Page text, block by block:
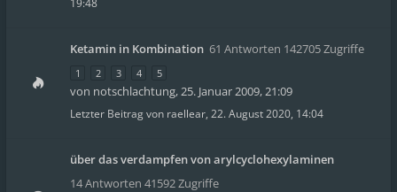
19:48
Ketamin in Kombination 61 Antworten 142705 Zugriffe
1 2 3 4 5
von notschlachtung,25. Januar 2009, 21:09
Letzter Beitrag von raellear, 22. August 2020, 14:04
über das verdampfen von arylcyclohexylaminen
14 Antworten 41592 Zugriffe